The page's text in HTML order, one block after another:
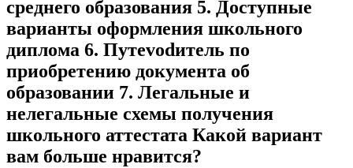
среднего образования 5. Доступные
варианты оформления школьного
диплома 6. Путеvodитель по
приобретению документа об
образовании 7. Легальные и
нелегальные схемы получения
школьного аттестата Какой вариант
вам больше нравится?